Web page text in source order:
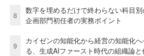
8
数字を埋めるだけで終わらない科目
企画部門初任者の実務ポイント
9
カイゼンの知能化から経営の知能化
る、生成AIファースト時代の組織論